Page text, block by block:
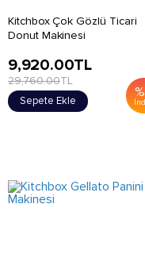
Kitchbox Çok Gözlü Ticari
Donut Makinesi
%
9,920.00TL
29,760.00TL
Sepete Ekle